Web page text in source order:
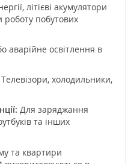
літієві акумулятори
роботу побутових
аварійне освітлення в
Телевізори, холодильники,
Для заряджання
та інших